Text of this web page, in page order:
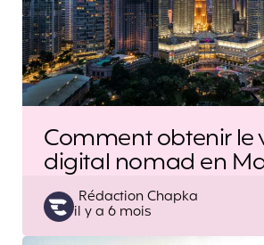
Comment obtenir le
digital nomad en
Posted
by
Rédaction Chapka
il y a 6 mois